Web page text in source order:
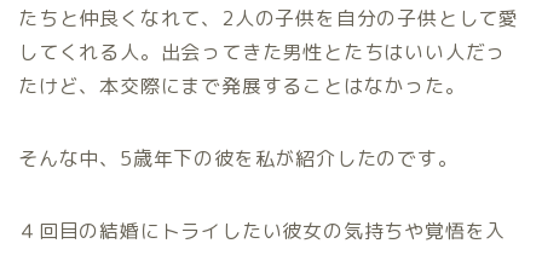
たちと仲良くなれて、2人の子供を自分の子供として愛
してくれる人。出会ってきた男性とたちはいい人だっ
たけど、本交際にまで発展することはなかった。
そんな中、5歳年下の彼を私が紹介したのです。
４回目の結婚にトライしたい彼女の気持ちや覚悟を入